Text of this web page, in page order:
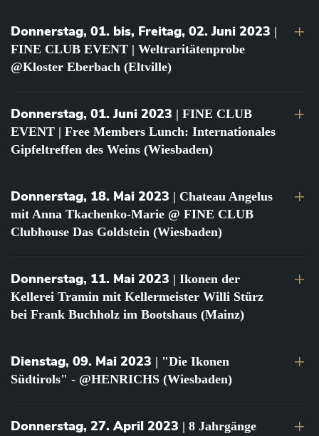
Donnerstag, 01. bis, Freitag, 02. Juni 2023 |
FINE CLUB EVENT | Weltraritätenprobe
@Kloster Eberbach (Eltville)
Donnerstag, 01. Juni 2023 | FINE CLUB
EVENT | Free Members Lunch: Internationales
Gipfeltreffen des Weins (Wiesbaden)
Donnerstag, 18. Mai 2023 | Chateau Angelus
mit Anna Tkachenko-Marie @ FINE CLUB
Clubhouse Das Goldstein (Wiesbaden)
Donnerstag, 11. Mai 2023 | Ikonen der
Kellerei Tramin mit Kellermeister Willi Stürz
bei Frank Buchholz im Bootshaus (Mainz)
Dienstag, 09. Mai 2023 | "Die Ikonen
Südtirols" - @HENRICHS (Wiesbaden)
Donnerstag, 27. April 2023 | 8 Jahrgänge